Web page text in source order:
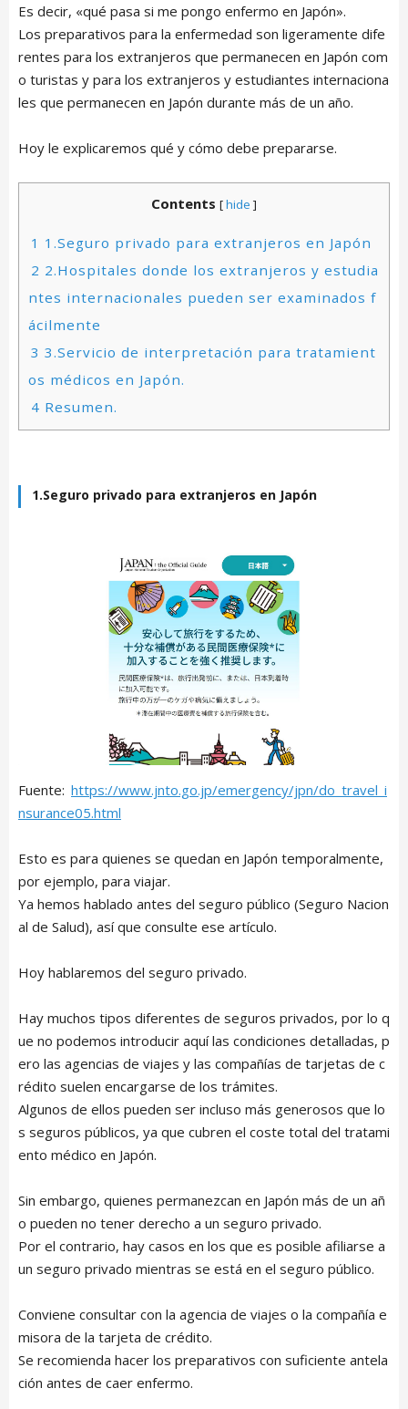
Es decir, «qué pasa si me pongo enfermo en Japón».
Los preparativos para la enfermedad son ligeramente dife
rentes para los extranjeros que permanecen en Japón com
o turistas y para los extranjeros y estudiantes internaciona
les que permanecen en Japón durante más de un año.
Hoy le explicaremos qué y cómo debe prepararse.
Contents [hide ]
1 1.Seguro privado para extranjeros en Japón
2 2.Hospitales donde los extranjeros y estudia
ntes internacionales pueden ser examinados f
ácilmente
3 3.Servicio de interpretación para tratamient
os médicos en Japón.
4 Resumen.
1.Seguro privado para extranjeros en Japón
Fuente: https://www.jnto.go.jp/emergency/jpn/do_travel_i
nsurance05.html
Esto es para quienes se quedan en Japón temporalmente,
por ejemplo, para viajar.
Ya hemos hablado antes del seguro público (Seguro Nacion
al de Salud), así que consulte ese artículo.
Hoy hablaremos del seguro privado.
Hay muchos tipos diferentes de seguros privados, por lo q
ue no podemos introducir aquí las condiciones detalladas, p
ero las agencias de viajes y las compañías de tarjetas de c
rédito suelen encargarse de los trámites.
Algunos de ellos pueden ser incluso más generosos que lo
s seguros públicos, ya que cubren el coste total del tratami
ento médico en Japón.
Sin embargo, quienes permanezcan en Japón más de un añ
o pueden no tener derecho a un seguro privado.
Por el contrario, hay casos en los que es posible afiliarse a
un seguro privado mientras se está en el seguro público.
Conviene consultar con la agencia de viajes o la compañía e
misora de la tarjeta de crédito.
Se recomienda hacer los preparativos con suficiente antela
ción antes de caer enfermo.